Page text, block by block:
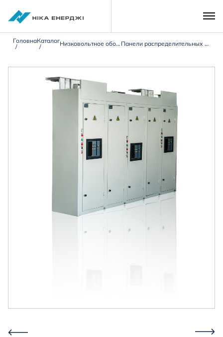
ГоловнаКаталог Низковольтное оборудование 0,4кВ Панели распределительных щитов типа ЩО-90/ЩО-70